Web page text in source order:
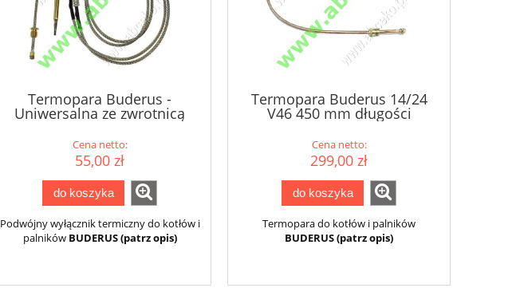
Termopara Buderus -
Uniwersalna ze zwrotnicą
Cena netto:
55,00 zł
do koszyka
Podwójny wyłącznik termiczny do kotłów i
palników BUDERUS (patrz opis)
Termopara Buderus 14/24
V46 450 mm długości
Cena netto:
299,00 zł
do koszyka
Termopara do kotłów i palników
BUDERUS (patrz opis)